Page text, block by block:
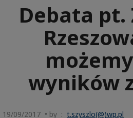
Debata
wyników
19/09/2017 • by : t.szyszlo(@)wp.pl